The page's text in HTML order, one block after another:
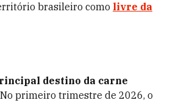
brasileiro como livre da
destino da carne
primeiro trimestre de 2026, o